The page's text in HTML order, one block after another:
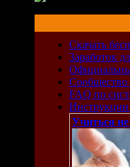
Скачать
Заработок
Сообщество
FAQ по
Инструкции
Учиться не